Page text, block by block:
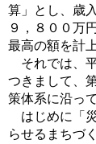
算」とし、歳
９，８００万
最高の額を計
それでは、
つきまして、
策体系に沿っ
はじめに「
らせるまちづ